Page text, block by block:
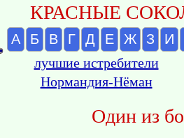
КРАСНЫЕ
А Б В Г Д Е Ж З И
лучшие истребители
Нормандия-Нёман
Один из